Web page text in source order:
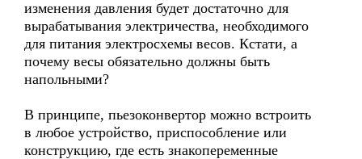
изменения давления будет достаточно для
вырабатывания электричества, необходимого
для питания электросхемы весов. Кстати, а
почему весы обязательно должны быть
напольными?
В принципе, пьезоконвертор можно встроить
в любое устройство, приспособление или
конструкцию, где есть знакопеременные